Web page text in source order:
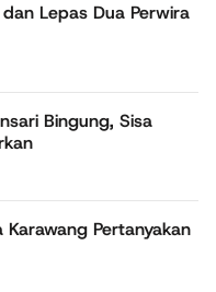
Lepas Dua Perwira
Bingung, Sisa
Pertanyakan